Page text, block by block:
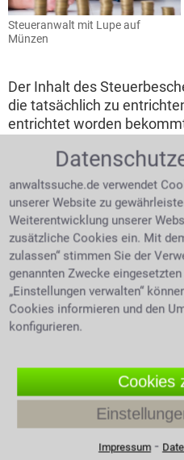
Steueranwalt mit Lupe auf
Münzen
Der Inhalt des
die tatsächlich zu
entrichtet worden
Nachzahlung
amtlichen Bescheid sind
Steuerbescheid
Einspruch, dann auf dem
Fachwissen ist es kaum
richtig anzugehen. Fragen
Steuerrecht in Heilbad
Steuerbescheid.
Steuerhinterziehung
bewusst in Unkenntnis
über steuer erhebliche
Tatsachen zu lassen ist
als Steuerhinterziehung
zu bewerten. Da dieses
anwaltssuche.de verwendet
unserer Website zu
Weiterentwicklung unserer
zusätzliche Cookies ein. Mit
zulassen“ stimmen Sie der
genannten Zwecke
„Einstellungen verwalten“
Cookies informieren und den
konfigurieren.
Cookies
Impressum⁃